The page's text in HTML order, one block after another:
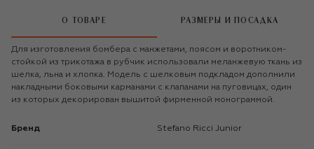
О ТОВАРЕ РАЗМЕРЫ И ПОСАДКА
Для изготовления бомбера с манжетами, поясом и воротником-
стойкой из трикотажа в рубчик использовали меланжевую ткань из
шелка, льна и хлопка. Модель с шелковым подкладом дополнили
накладными боковыми карманами с клапанами на пуговицах, один
из которых декорирован вышитой фирменной монограммой.
Бренд Stefano Ricci Junior